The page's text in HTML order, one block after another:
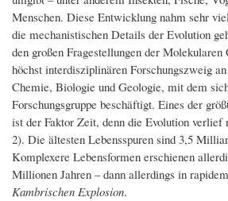
Menschen. Diese Entwicklung nahm sehr
die mechanistischen Details der Evolution
den großen Fragestellungen der
höchst interdisziplinären Forschungszweig
Chemie, Biologie und Geologie, mit dem
Forschungsgruppe beschäftigt. Eines der
ist der Faktor Zeit, denn die Evolution
2). Die ältesten Lebensspuren sind 3,5
Komplexere Lebensformen erschienen
Millionen Jahren – dann allerdings in
Kambrischen Explosion.